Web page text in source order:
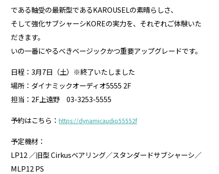
である軸受の最新型であるKAROUSELの素晴らしさ、
そして強化サブシャーシKOREの実力を、それぞれご体験いた
だきます。
いの一番にやるべきベージックかつ重要アップグレードです。
日程：3月7日（土）※終了いたしました
場所：ダイナミックオーディオ5555 2F
担当：2F上遠野 03-3253-5555
予約はこちら：https://dynamicaudio55552f
予定機材：
LP12 ／旧型 Cirkusベアリング／スタンダードサブシャーシ／
MLP12 PS